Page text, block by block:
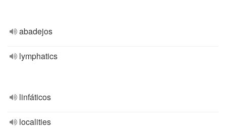
abadejos
lymphatics
linfáticos
localities